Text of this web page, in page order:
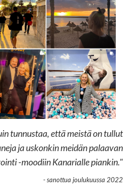
tunnustaa, että meistä on tullut
ja uskonkin meidän palaavan
-moodiin Kanarialle piankin."
- sanottua joulukuussa 2022